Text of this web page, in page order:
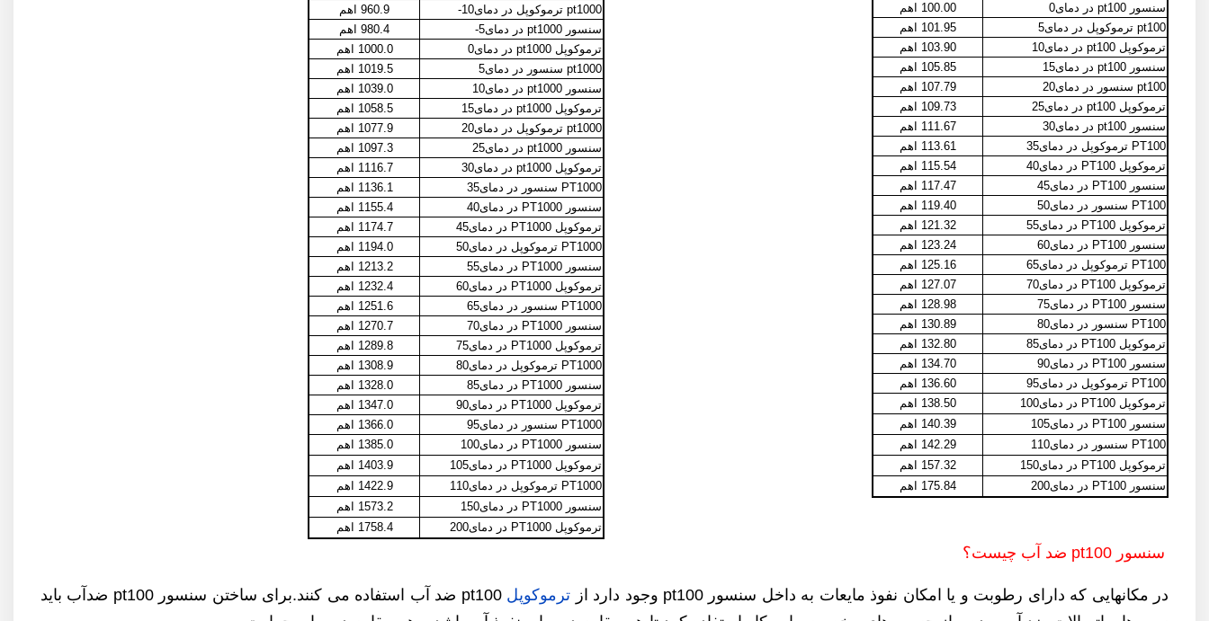
سنسور pt100 در دمای0
100.00 اهم
pt100 ترموکوپل در دمای5
101.95 اهم
ترموکوپل pt100 در دمای10
103.90 اهم
سنسور pt100 در دمای15
105.85 اهم
pt100 سنسور در دمای20
107.79 اهم
ترموکوپل pt100 در دمای25
109.73 اهم
سنسور pt100 در دمای30
111.67 اهم
PT100 ترموکوپل در دمای35
113.61 اهم
ترموکوپل PT100 در دمای40
115.54 اهم
سنسور PT100 در دمای45
117.47 اهم
PT100 سنسور در دمای50
119.40 اهم
ترموکوپل PT100 در دمای55
121.32 اهم
سنسور PT100 در دمای60
123.24 اهم
PT100 ترموکوپل در دمای65
125.16 اهم
ترموکوپل PT100 در دمای70
127.07 اهم
سنسور PT100 در دمای75
128.98 اهم
PT100 سنسور در دمای80
130.89 اهم
ترموکوپل PT100 در دمای85
132.80 اهم
سنسور PT100 در دمای90
134.70 اهم
PT100 ترموکوپل در دمای95
136.60 اهم
ترموکوپل PT100 در دمای100
138.50 اهم
سنسور PT100 در دمای105
140.39 اهم
PT100 سنسور در دمای110
142.29 اهم
ترموکوپل PT100 در دمای150
157.32 اهم
سنسور PT100 در دمای200
175.84 اهم
pt1000 ترموکوپل در دمای10-
960.9 اهم
سنسور pt1000 در دمای5-
980.4 اهم
ترموکوپل pt1000 در دمای0
1000.0 اهم
pt1000 سنسور در دمای5
1019.5 اهم
سنسور pt1000 در دمای10
1039.0 اهم
ترموکوپل pt1000 در دمای15
1058.5 اهم
pt1000 ترموکوپل در دمای20
1077.9 اهم
سنسور pt1000 در دمای25
1097.3 اهم
ترموکوپل pt1000 در دمای30
1116.7 اهم
PT1000 سنسور در دمای35
1136.1 اهم
سنسور PT1000 در دمای40
1155.4 اهم
ترموکوپل PT1000 در دمای45
1174.7 اهم
PT1000 ترموکوپل در دمای50
1194.0 اهم
سنسور PT1000 در دمای55
1213.2 اهم
ترموکوپل PT1000 در دمای60
1232.4 اهم
PT1000 سنسور در دمای65
1251.6 اهم
سنسور PT1000 در دمای70
1270.7 اهم
ترموکوپل PT1000 در دمای75
1289.8 اهم
PT1000 ترموکوپل در دمای80
1308.9 اهم
سنسور PT1000 در دمای85
1328.0 اهم
ترموکوپل PT1000 در دمای90
1347.0 اهم
PT1000 سنسور در دمای95
1366.0 اهم
سنسور PT1000 در دمای100
1385.0 اهم
ترموکوپل PT1000 در دمای105
1403.9 اهم
PT1000 ترموکوپل در دمای110
1422.9 اهم
سنسور PT1000 در دمای150
1573.2 اهم
ترموکوپل PT1000 در دمای200
1758.4 اهم
سنسور pt100 ضد آب چیست؟
در مکانهایی که دارای رطوبت و یا امکان نفوذ مایعات به داخل سنسور pt100 وجود دارد از ترموکوپل
pt100 ضد آب استفاده می کنند.برای ساختن سنسور pt100 ضدآب باید